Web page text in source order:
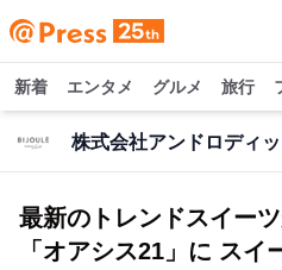
新着 エンタメ グルメ 旅行
株式会社アンドロディッ
最新のトレンドスイー
「オアシス21」に スイ